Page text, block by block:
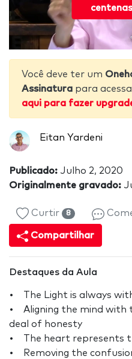
Você deve ter um
Assinatura para
aqui para fazer
Eitan Yardeni
Publicado: Julho 2, 2020
Originalmente gravado:
Curtir 8
Compartilhar
Destaques da Aula
• The Light is always
• Aligning the mind with
deal of honesty
• The heart represents
• Removing the